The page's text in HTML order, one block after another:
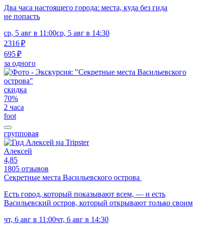
Два часа настоящего города: места, куда без гида
не попасть
ср, 5 авг в 11:00ср, 5 авг в 14:30
2316 ₽
695 ₽
за одного
скидка
70%
2 часа
foot
групповая
Алексей
4,85
1805 отзывов
Секретные места Васильевского острова
Есть город, который показывают всем, — и есть
Васильевский остров, который открывают только своим
чт, 6 авг в 11:00чт, 6 авг в 14:30